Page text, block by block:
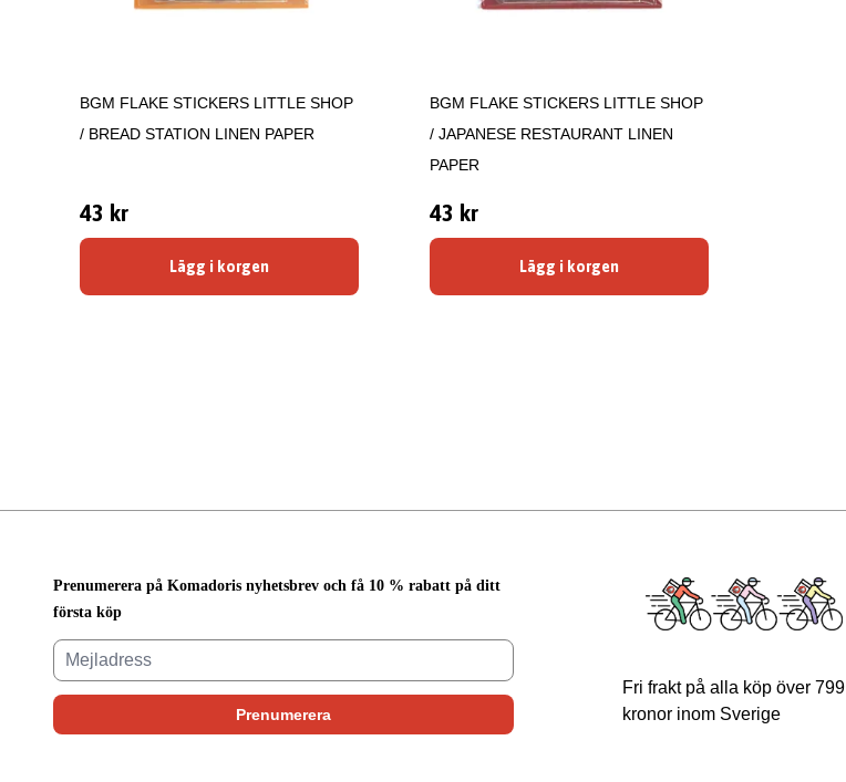
BGM FLAKE STICKERS LITTLE SHOP
/ BREAD STATION LINEN PAPER
43 kr
Lägg i korgen
BGM FLAKE STICKERS LITTLE SHOP
/ JAPANESE RESTAURANT LINEN
PAPER
43 kr
Lägg i korgen
Prenumerera på Komadoris nyhetsbrev och få 10 % rabatt på ditt
första köp
Fri frakt på alla köp över 799
kronor inom Sverige